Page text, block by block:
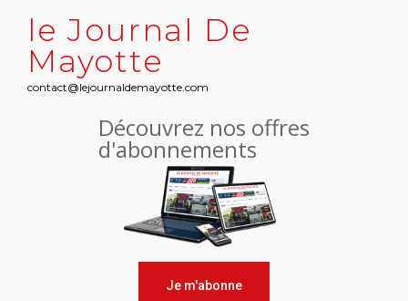
le Journal De
Mayotte
contact@lejournaldemayotte.com
Découvrez nos offres
d'abonnements
Je m'abonne